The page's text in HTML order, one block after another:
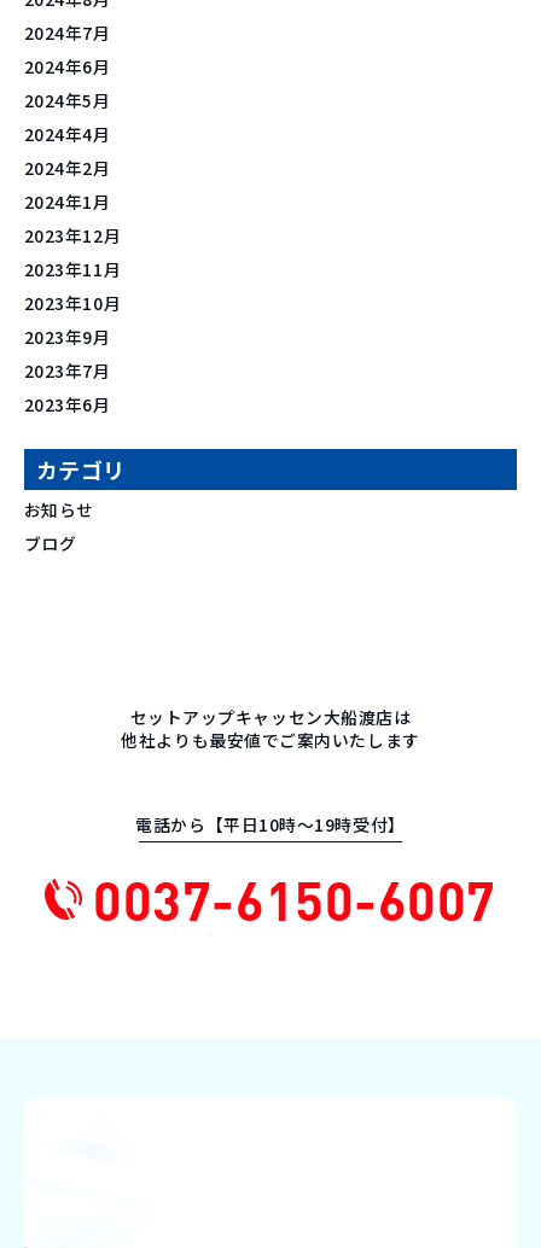
2024年7月
2024年6月
2024年5月
2024年4月
2024年2月
2024年1月
2023年12月
2023年11月
2023年10月
2023年9月
2023年7月
2023年6月
カテゴリ
お知らせ
ブログ
セットアップキャッセン大船渡店は
他社よりも最安値でご案内いたします
電話から【平日10時〜19時受付】
0037-6150-6007